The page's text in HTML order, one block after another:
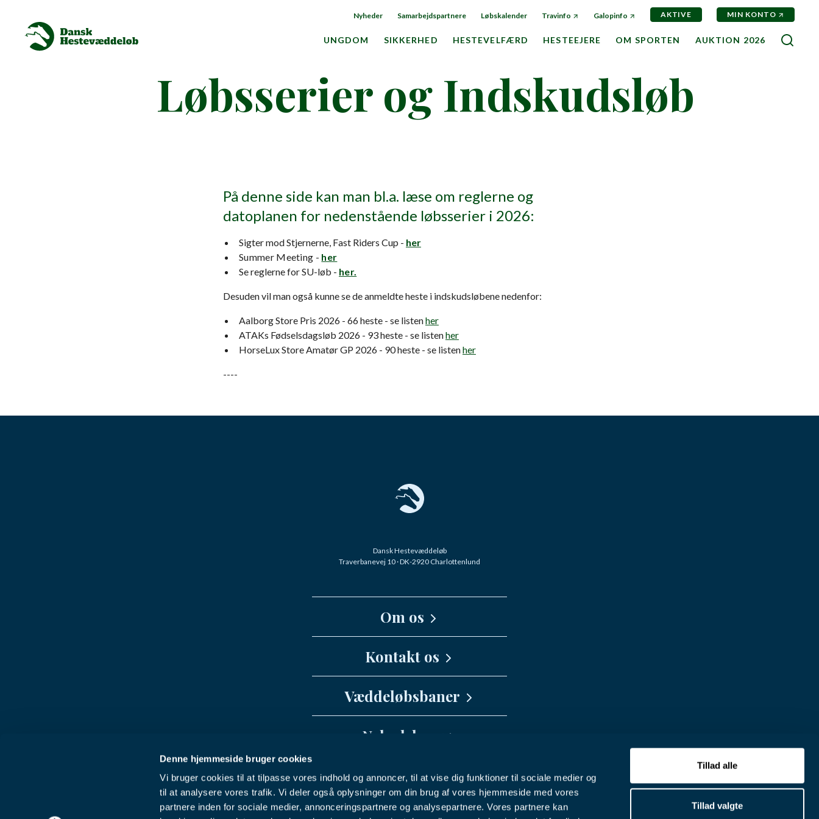
Denne hjemmeside bruger cookies
Vi bruger cookies til at tilpasse vores indhold og annoncer, til at vise dig funktioner til sociale medier og
til at analysere vores trafik. Vi deler også oplysninger om din brug af vores hjemmeside med vores
partnere inden for sociale medier, annonceringspartnere og analysepartnere. Vores partnere kan
Tillad alle
Tillad valgte
Nyheder Samarbejdspartnere Løbskalender Travinfo Galopinfo AKTIVE MIN KONTO
UNGDOM SIKKERHED HESTEVELFÆRD HESTEEJERE OM SPORTEN AUKTION 2026 SØG
Løbsserier og Indskudsløb
På denne side kan man bl.a. læse om reglerne og
datoplanen for nedenstående løbsserier i 2026:
Sigter mod Stjernerne, Fast Riders Cup - her
Summer Meeting - her
Se reglerne for SU-løb - her.
Desuden vil man også kunne se de anmeldte heste i indskudsløbene nedenfor:
Aalborg Store Pris 2026 - 66 heste - se listenher
ATAKs Fødselsdagsløb 2026 - 93 heste - se listenher
HorseLux Store Amatør GP 2026 - 90 heste - se listenher
----
Dansk Hestevæddeløb
Traverbanevej 10 · DK-2920 Charlottenlund
Om os
Kontakt os
info@danskhv.dk
Væddeløbsbaner
Nykøbing F Travbane
Charlottenlund Travbane
Nyhedsbrev
Hestevæddeløb direkte i din indbakke?
Facebook Youtube Instagram